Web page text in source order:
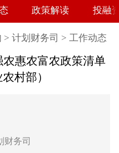
政策解读 投融
> 计划财务司 > 工作动态
农惠农富农政策清单
农村部）
财务司